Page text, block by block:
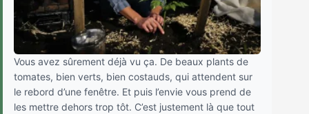
Vous avez sûrement déjà vu ça. De beaux plants de
tomates, bien verts, bien costauds, qui attendent sur
le rebord d’une fenêtre. Et puis l’envie vous prend de
les mettre dehors trop tôt. C’est justement là que tout